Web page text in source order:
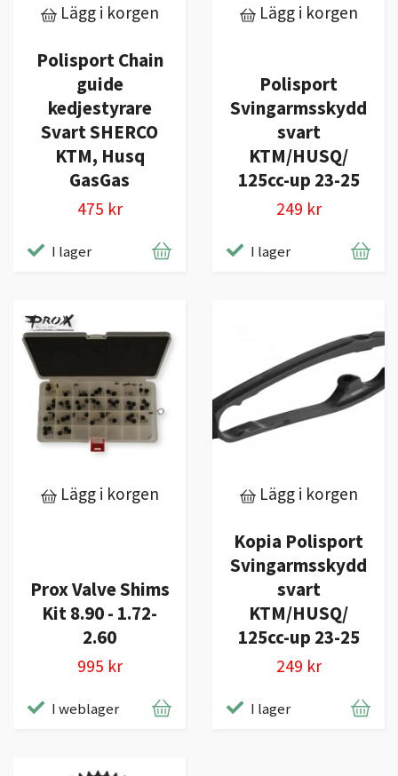
Lägg i korgen
Polisport Chain
guide
kedjestyrare
Svart SHERCO
KTM, Husq
GasGas
475 kr
I lager
Lägg i korgen
Polisport
Svingarmsskydd
svart
KTM/HUSQ/
125cc-up 23-25
249 kr
I lager
Lägg i korgen
Prox Valve Shims
Kit 8.90 - 1.72-
2.60
995 kr
I weblager
Lägg i korgen
Kopia Polisport
Svingarmsskydd
svart
KTM/HUSQ/
125cc-up 23-25
249 kr
I lager